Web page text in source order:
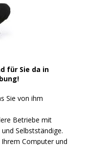
für Sie da in
Sie von ihm
Betriebe mit
Selbstständige.
Computer und